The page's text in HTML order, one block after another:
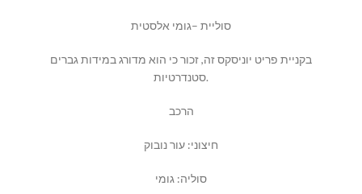
סוליית –גומי אלסטית
בקניית פריט יוניסקס זה, זכור כי הוא מדורג במידות גברים
סטנדרטיות.
הרכב
חיצוני: עור נובוק
סוליה: גומי